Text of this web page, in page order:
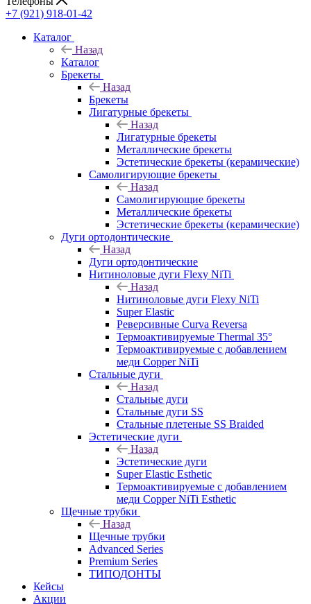
+7 (921) 918-01-42
Каталог
Назад
Каталог
Брекеты
Назад
Брекеты
Лигатурные брекеты
Назад
Лигатурные брекеты
Металлические брекеты
Эстетические брекеты (керамические)
Самолигирующие брекеты
Назад
Самолигирующие брекеты
Металлические брекеты
Эстетические брекеты (керамические)
Дуги ортодонтические
Назад
Дуги ортодонтические
Нитиноловые дуги Flexy NiTi
Назад
Нитиноловые дуги Flexy NiTi
Super Elastic
Реверсивные Curva Reversa
Термоактивируемые Thermal 35°
Термоактивируемые с добавлением
меди Copper NiTi
Стальные дуги
Назад
Стальные дуги
Стальные дуги SS
Стальные плетеные SS Braided
Эстетические дуги
Назад
Эстетические дуги
Super Elastic Esthetic
Термоактивируемые с добавлением
меди Copper NiTi Esthetic
Щечные трубки
Назад
Щечные трубки
Advanced Series
Premium Series
ТИПОДОНТЫ
Кейсы
Акции